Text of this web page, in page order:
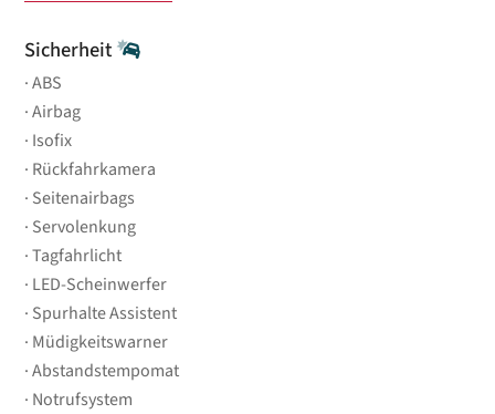
Sicherheit
ABS
Airbag
Isofix
Rückfahrkamera
Seitenairbags
Servolenkung
Tagfahrlicht
LED-Scheinwerfer
Spurhalte Assistent
Müdigkeitswarner
Abstandstempomat
Notrufsystem